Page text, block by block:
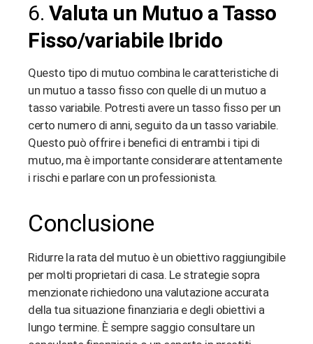
6. Valuta un Mutuo a Tasso
Fisso/variabile Ibrido
Questo tipo di mutuo combina le caratteristiche di
un mutuo a tasso fisso con quelle di un mutuo a
tasso variabile. Potresti avere un tasso fisso per un
certo numero di anni, seguito da un tasso variabile.
Questo può offrire i benefici di entrambi i tipi di
mutuo, ma è importante considerare attentamente
i rischi e parlare con un professionista.
Conclusione
Ridurre la rata del mutuo è un obiettivo raggiungibile
per molti proprietari di casa. Le strategie sopra
menzionate richiedono una valutazione accurata
della tua situazione finanziaria e degli obiettivi a
lungo termine. È sempre saggio consultare un